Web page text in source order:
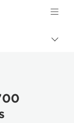
Canon Logo, back